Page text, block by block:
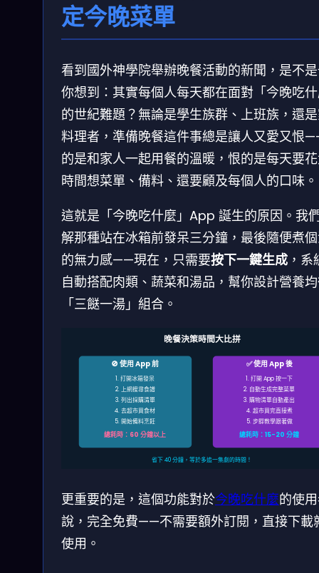
定今晚菜單
看到國外神學院舉辦晚餐活動的新聞，是不
你想到：其實每個人每天都在面對「今晚吃
的世紀難題？無論是學生族群、上班族，還
料理者，準備晚餐這件事總是讓人又愛又恨
的是和家人一起用餐的溫暖，恨的是每天要
時間想菜單、備料、還要顧及每個人的口味。
這就是「今晚吃什麼」App 誕生的原因。我
解那種站在冰箱前發呆三分鐘，最後隨便煮
的無力感——現在，只需要按下一鍵生成 ，
自動搭配肉類、蔬菜和湯品，幫你設計營養
「三餸一湯」組合。
晚餐決策時間大比拼
🚫 使用 App 前
1. 打開冰箱發呆
2. 上網搜尋食譜
3. 列出採購清單
4. 去超市買食材
5. 開始備料烹飪
總耗時：60 分鐘以上
✅ 使用 App 後
1. 打開 App 按一下
2. 自動生成完整菜單
3. 購物清單自動產出
4. 超市買完直接煮
5. 步驟教學跟著做
總耗時：15-20 分鐘
省下 40 分鐘，等於多追一集劇的時間！
更重要的是，這個功能對於今晚吃什麼的使
說，完全免費——不需要額外訂閱，直接下載
使用。